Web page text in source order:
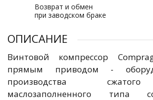
Возврат и обмен
при заводском браке
ОПИСАНИЕ
Винтовой компрессор
прямым приводом -
производства
маслозаполненного типа